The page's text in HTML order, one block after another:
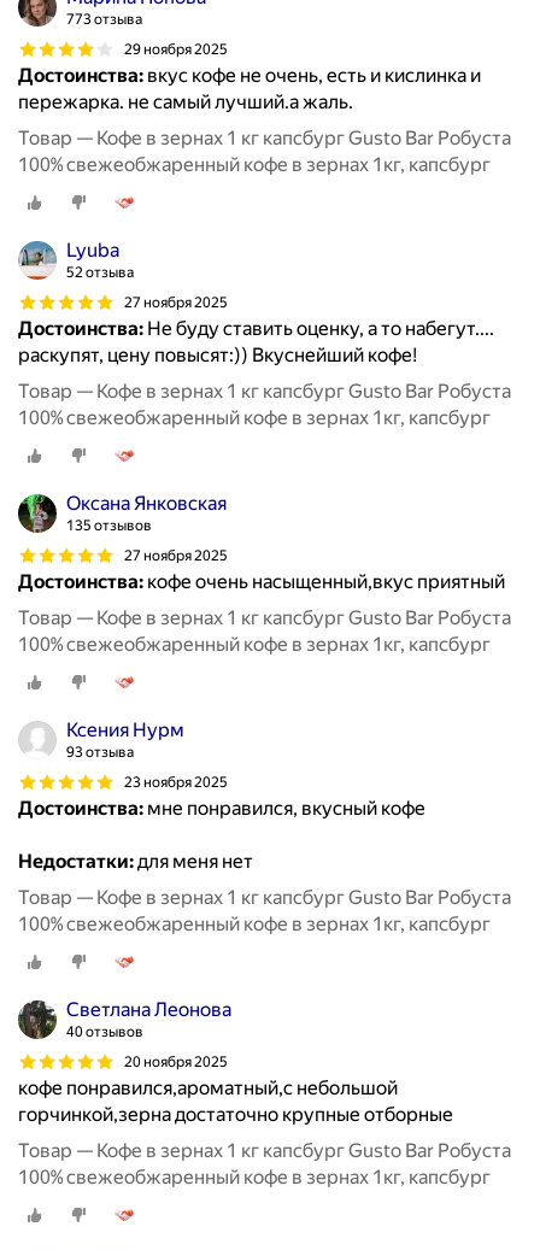
773 отзыва
29 ноября 2025
Достоинства: вкус кофе не очень, есть и кислинка и
пережарка. не самый лучший.а жаль.
Товар — Кофе в зернах 1 кг капсбург Gusto Bar Робуста
100% свежеобжаренный кофе в зернах 1кг, капсбург
Lyuba
52 отзыва
27 ноября 2025
Достоинства: Не буду ставить оценку, а то набегут....
раскупят, цену повысят:)) Вкуснейший кофе!
Товар — Кофе в зернах 1 кг капсбург Gusto Bar Робуста
100% свежеобжаренный кофе в зернах 1кг, капсбург
Оксана Янковская
135 отзывов
27 ноября 2025
Достоинства: кофе очень насыщенный,вкус приятный
Товар — Кофе в зернах 1 кг капсбург Gusto Bar Робуста
100% свежеобжаренный кофе в зернах 1кг, капсбург
Ксения Нурм
93 отзыва
23 ноября 2025
Достоинства: мне понравился, вкусный кофе
Недостатки:для меня нет
Товар — Кофе в зернах 1 кг капсбург Gusto Bar Робуста
100% свежеобжаренный кофе в зернах 1кг, капсбург
Светлана Леонова
40 отзывов
20 ноября 2025
кофе понравился,ароматный,с небольшой
горчинкой,зерна достаточно крупные отборные
Товар — Кофе в зернах 1 кг капсбург Gusto Bar Робуста
100% свежеобжаренный кофе в зернах 1кг, капсбург